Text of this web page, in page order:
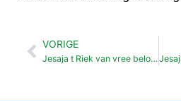
Vorige
VORIGE
Jesaja t Riek van vree beloofd (32: 1-20)